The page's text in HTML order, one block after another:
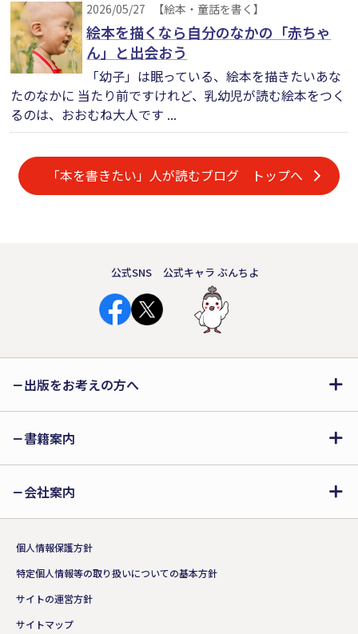
2026/05/27 【絵本・童話を書く】
絵本を描くなら自分のなかの「赤ちゃ
ん」と出会おう
「幼子」は眠っている、絵本を描きたいあな
たのなかに 当たり前ですけれど、乳幼児が読む絵本をつく
るのは、おおむね大人です ...
「本を書きたい」人が読むブログ トップへ
公式SNS 公式キャラ ぶんちよ
出版をお考えの方へ
書籍案内
会社案内
個人情報保護方針
特定個人情報等の取り扱いについての基本方針
サイトの運営方針
サイトマップ